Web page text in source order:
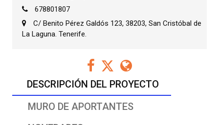
DESCRIPCIÓN DEL PROYECTO
MURO DE APORTANTES
678801807
C/ Benito Pérez Galdós 123, 38203, San Cristóbal de
La Laguna. Tenerife.